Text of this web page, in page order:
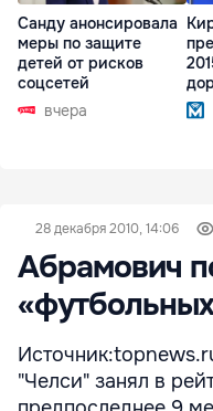
Санду анонсировала
меры по защите
детей от рисков
соцсетей
вчера
28 декабря 2010, 14:06
Абрамович
"Челси" занял в